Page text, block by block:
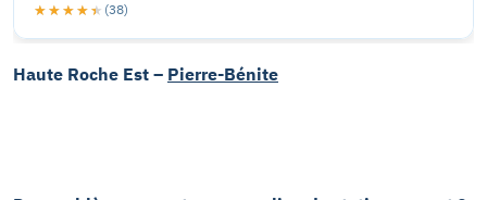
★★★★★
★★★★★ (38)
Haute Roche Est – Pierre-Bénite